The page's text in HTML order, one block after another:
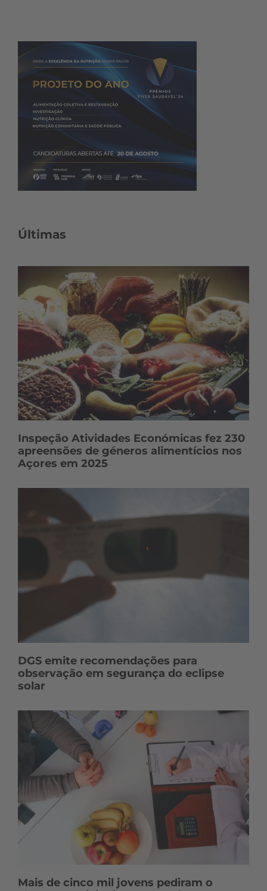
Últimas
Inspeção Atividades Económicas fez 230
apreensões de géneros alimentícios nos
Açores em 2025
DGS emite recomendações para
observação em segurança do eclipse
solar
Mais de cinco mil jovens pediram o